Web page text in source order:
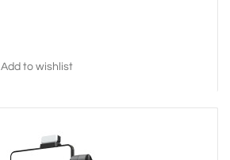
Add to wishlist